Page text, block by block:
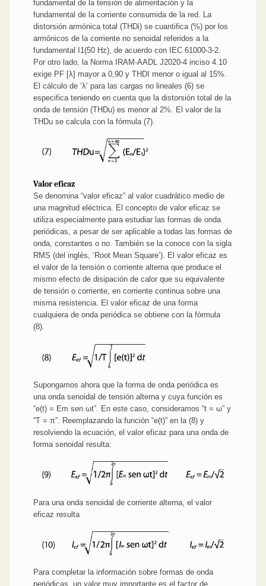
fundamental de la tensión de alimentación y la
fundamental de la corriente consumida de la red. La
distorsión armónica total (THDi) se cuantifica (%) por los
armónicos de la corriente no senoidal referidos a la
fundamental I1(50 Hz), de acuerdo con IEC 61000-3-2.
Por otro lado, la Norma IRAM-AADL J2020-4 inciso 4.10
exige PF [λ] mayor a 0,90 y THDI menor o igual al 15%.
El cálculo de ‘λ’ para las cargas no lineales (6) se
especifica teniendo en cuenta que la distorsión total de la
onda de tensión (THDu) es menor al 2%. El valor de la
THDu se calcula con la fórmula (7).
Valor eficaz
Se denomina “valor eficaz” al valor cuadrático medio de
una magnitud eléctrica. El concepto de valor eficaz se
utiliza especialmente para estudiar las formas de onda
periódicas, a pesar de ser aplicable a todas las formas de
onda, constantes o no. También se la conoce con la sigla
RMS (del inglés, ‘Root Mean Square’). El valor eficaz es
el valor de la tensión o corriente alterna que produce el
mismo efecto de disipación de calor que su equivalente
de tensión o corriente, en corriente continua sobre una
misma resistencia. El valor eficaz de una forma
cualquiera de onda periódica se obtiene con la fórmula
(8).
Supongamos ahora que la forma de onda periódica es
una onda senoidal de tensión alterna y cuya función es
“e(t) = Em sen ωt”. En este caso, consideramos “t = ω” y
“T = π”. Reemplazando la función “e(t)” en la (8) y
resolviendo la ecuación, el valor eficaz para una onda de
forma senoidal resulta:
Para una onda senoidal de corriente alterna, el valor
eficaz resulta
Para completar la información sobre formas de onda
periódicas, un valor muy importante es el factor de